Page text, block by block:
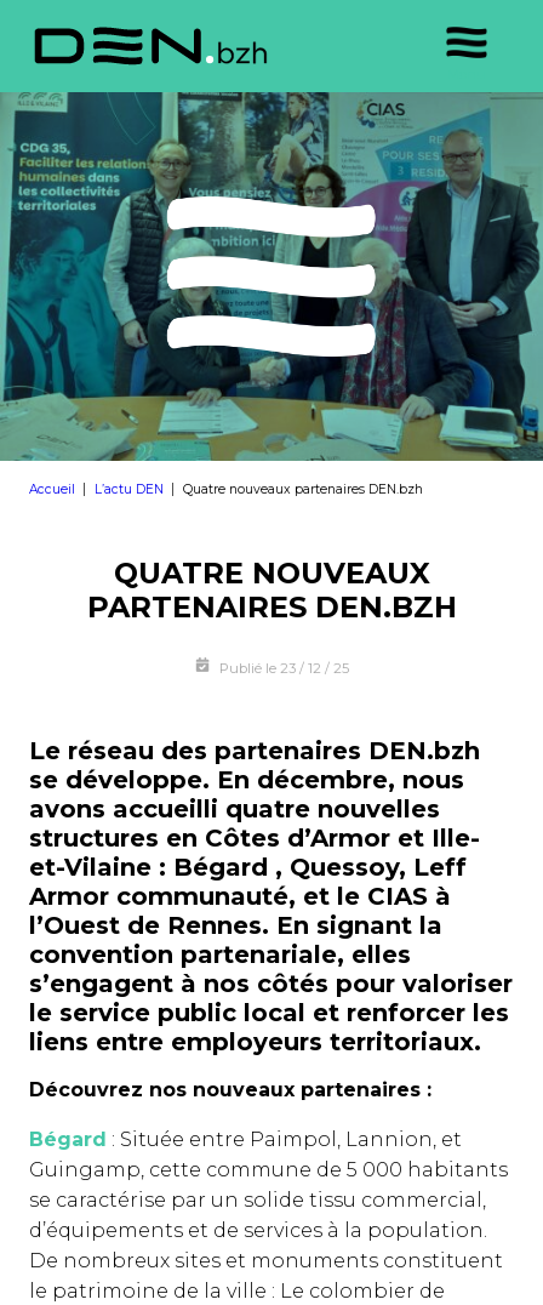
Accueil L’actu DEN Quatre nouveaux partenaires DEN.bzh
QUATRE NOUVEAUX
PARTENAIRES DEN.BZH
Publié le 23 / 12 / 25
Le réseau des partenaires DEN.bzh
se développe. En décembre, nous
avons accueilli quatre nouvelles
structures en Côtes d’Armor et Ille-
et-Vilaine : Bégard , Quessoy, Leff
Armor communauté, et le CIAS à
l’Ouest de Rennes. En signant la
convention partenariale, elles
s’engagent à nos côtés pour valoriser
le service public local et renforcer les
liens entre employeurs territoriaux.
Découvrez nos nouveaux partenaires :
Bégard : Située entre Paimpol, Lannion, et
Guingamp, cette commune de 5 000 habitants
se caractérise par un solide tissu commercial,
d’équipements et de services à la population.
De nombreux sites et monuments constituent
le patrimoine de la ville : Le colombier de